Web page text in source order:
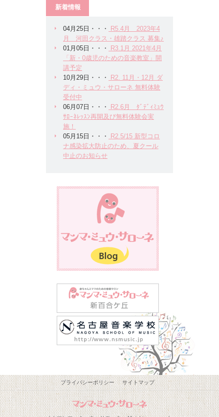
新着情報
04月25日・・・
R5.4月 2023年4
月 河田クラス・雄踏クラス 募集♪
01月05日・・・
R3.1月 2021年4月
「新・0歳児のための音楽教室」開
講予定
10月29日・・・
R2. 11月・12月 ダ
ディ・ミュウ・サローネ 無料体験
受付中
06月07日・・・
R2.6月 ﾀﾞﾃﾞｨﾐｭｳ
ｻﾛｰﾈﾚｯｽﾝ再開及び無料体験会実
施！
05月15日・・・
R2.5/15 新型コロ
ナ感染拡大防止のため、夏クール
中止のお知らせ
プライバシーポリシー サイトマップ